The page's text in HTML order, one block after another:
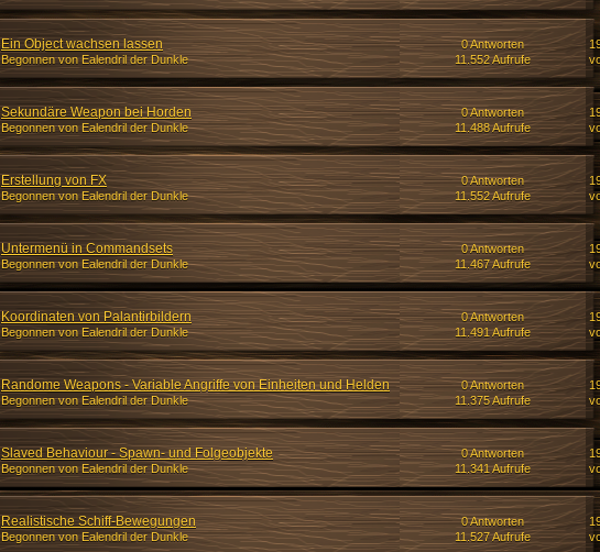
Ein Object wachsen lassen
Begonnen von Ealendril der Dunkle
0 Antworten
11.552 Aufrufe
Sekundäre Weapon bei Horden
Begonnen von Ealendril der Dunkle
0 Antworten
11.488 Aufrufe
Erstellung von FX
Begonnen von Ealendril der Dunkle
0 Antworten
11.552 Aufrufe
Untermenü in Commandsets
Begonnen von Ealendril der Dunkle
0 Antworten
11.467 Aufrufe
Koordinaten von Palantirbildern
Begonnen von Ealendril der Dunkle
0 Antworten
11.491 Aufrufe
Randome Weapons - Variable Angriffe von Einheiten und Helden
Begonnen von Ealendril der Dunkle
0 Antworten
11.375 Aufrufe
Slaved Behaviour - Spawn- und Folgeobjekte
Begonnen von Ealendril der Dunkle
0 Antworten
11.341 Aufrufe
Realistische Schiff-Bewegungen
Begonnen von Ealendril der Dunkle
0 Antworten
11.527 Aufrufe